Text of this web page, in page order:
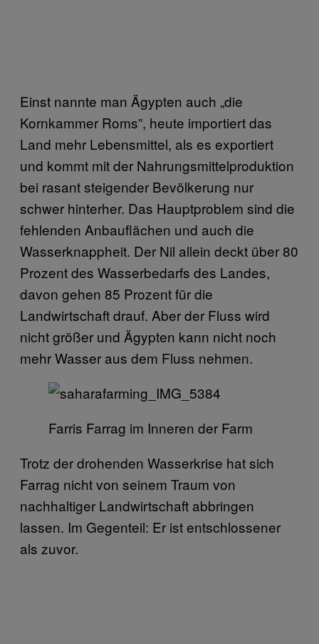
Einst nannte man Ägypten auch „die
Kornkammer Roms”, heute importiert das
Land mehr Lebensmittel, als es exportiert
und kommt mit der Nahrungsmittelproduktion
bei rasant steigender Bevölkerung nur
schwer hinterher. Das Hauptproblem sind die
fehlenden Anbauflächen und auch die
Wasserknappheit. Der Nil allein deckt über 80
Prozent des Wasserbedarfs des Landes,
davon gehen 85 Prozent für die
Landwirtschaft drauf. Aber der Fluss wird
nicht größer und Ägypten kann nicht noch
mehr Wasser aus dem Fluss nehmen.
Farris Farrag im Inneren der Farm
Trotz der drohenden Wasserkrise hat sich
Farrag nicht von seinem Traum von
nachhaltiger Landwirtschaft abbringen
lassen. Im Gegenteil: Er ist entschlossener
als zuvor.